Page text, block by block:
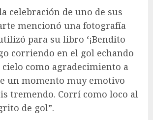
celebración de uno de sus
mencionó una fotografía
para su libro ‘¡Bendito
corriendo en el gol echando
como agradecimiento a
un momento muy emotivo
tremendo. Corrí como loco al
de gol”.